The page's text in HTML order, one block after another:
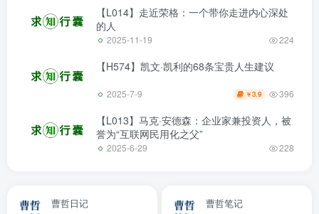
【L014】走近荣格：一个带你走进内心深处
的人
2025-11-19 224
【H574】凯文·凯利的68条宝贵人生建议
2025-7-9 ￥3.9 396
【L013】马克·安德森：企业家兼投资人，被
誉为“互联网民用化之父”
2025-6-29 228
曹哲日记 曹哲笔记